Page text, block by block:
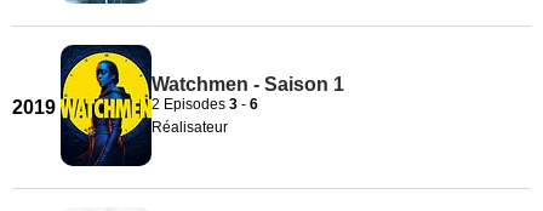
2019
Watchmen - Saison 1
2 Episodes 3 - 6
Réalisateur